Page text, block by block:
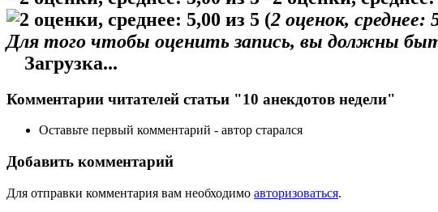
(2 оценок, среднее:
Для того чтобы оценить запись, вы должны
Загрузка...
Комментарии читателей статьи "10 анекдотов недели"
Оставьте первый комментарий - автор старался
Добавить комментарий
Для отправки комментария вам необходимо авторизоваться.